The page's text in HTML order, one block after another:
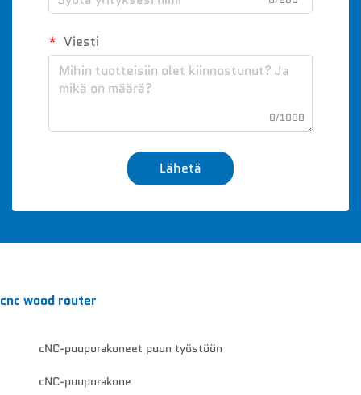
Viesti
0/1000
Lähetä
cnc wood router
cNC-puuporakoneet puun työstöön
cNC-puuporakone